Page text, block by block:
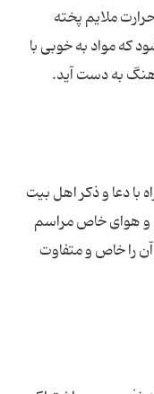
ملایم پخته
که مواد به خوبی با
به دست آید.
دعا و ذکر اهل بیت
و هوای خاص مراسم
آن را خاص و متفاوت